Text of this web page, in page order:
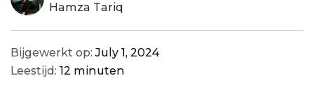
Hamza Tariq
Bijgewerkt op:July 1, 2024
Leestijd: 12 minuten